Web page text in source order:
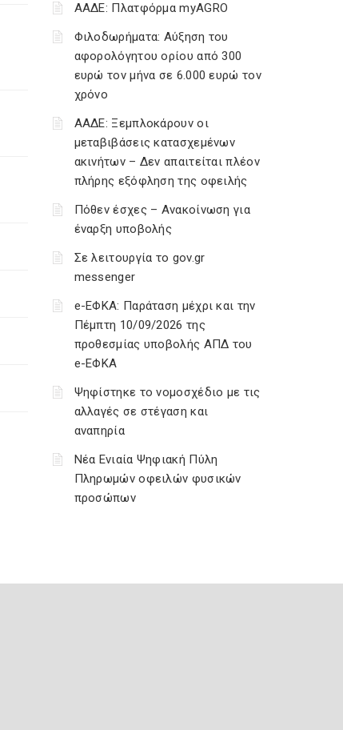
ΑΑΔΕ: Πλατφόρμα myAGRO
Φιλοδωρήματα: Αύξηση του
αφορολόγητου ορίου από 300
ευρώ τον μήνα σε 6.000 ευρώ τον
χρόνο
ΑΑΔΕ: Ξεμπλοκάρουν οι
μεταβιβάσεις κατασχεμένων
ακινήτων – Δεν απαιτείται πλέον
πλήρης εξόφληση της οφειλής
Πόθεν έσχες – Ανακοίνωση για
έναρξη υποβολής
Σε λειτουργία το gov.gr
messenger
e-ΕΦΚΑ: Παράταση μέχρι και την
Πέμπτη 10/09/2026 της
προθεσμίας υποβολής ΑΠΔ του
e-ΕΦΚΑ
Ψηφίστηκε το νομοσχέδιο με τις
αλλαγές σε στέγαση και
αναπηρία
Νέα Ενιαία Ψηφιακή Πύλη
Πληρωμών οφειλών φυσικών
προσώπων